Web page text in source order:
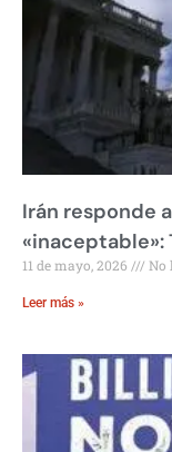
Irán responde
«inaceptable»:
11 de mayo, 2026 No
Leer más »